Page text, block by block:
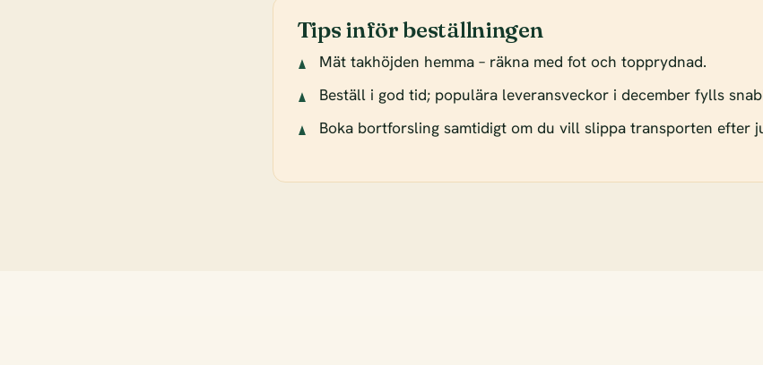
Tips inför beställningen
Mät takhöjden hemma – räkna med fot och topprydnad.
Beställ i god tid; populära leveransveckor i december fylls
Boka bortforsling samtidigt om du vill slippa transporten efter